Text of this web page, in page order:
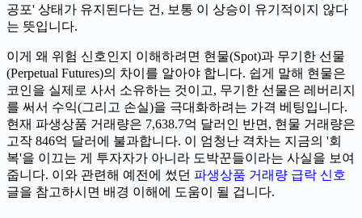
공포' 상태가 유지된다는 건, 보통 이 상승이 유기적이지 않다
는 뜻입니다.
이게 왜 위험 신호인지 이해하려면 현물(Spot)과 무기한 선물
(Perpetual Futures)의 차이를 알아야 합니다. 쉽게 말해 현물은
코인을 실제로 사서 소유하는 것이고, 무기한 선물은 레버리지
를 써서 수익(그리고 손실)을 극대화하려는 가격 베팅입니다.
현재 파생상품 거래량은 7,638.7억 달러인 반면, 현물 거래량은
고작 846억 달러에 불과합니다. 이 엄청난 격차는 지금의 '회
복'을 이끄는 게 투자자가 아니라 도박꾼들이라는 사실을 보여
줍니다. 이와 관련해 예전에 썼던 파생상품 거래량 급락 신호
글을 참고하시면 배경 이해에 도움이 될 겁니다.